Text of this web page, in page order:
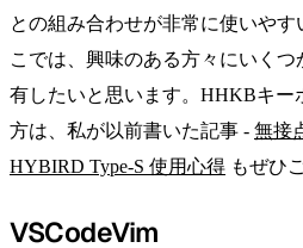
との組み合わせが非常に使いやす
こでは、興味のある方々にいく
有したいと思います。HHKBキー
方は、私が以前書いた記事 - 無接
HYBIRD Type-S 使用心得 もぜひ
VSCodeVim